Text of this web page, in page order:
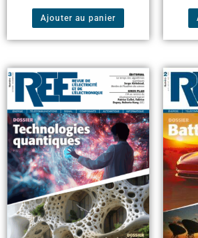
Ajouter au panier